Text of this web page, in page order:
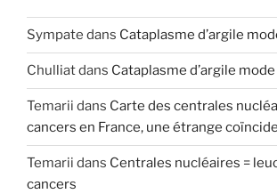
Sympate dans Cataplasme d’argile
Chulliatdans Cataplasme d’argile mode
Temarii dans Carte des centrales
cancers en France, une étrange
Temarii dans Centrales nucléaires =
cancers